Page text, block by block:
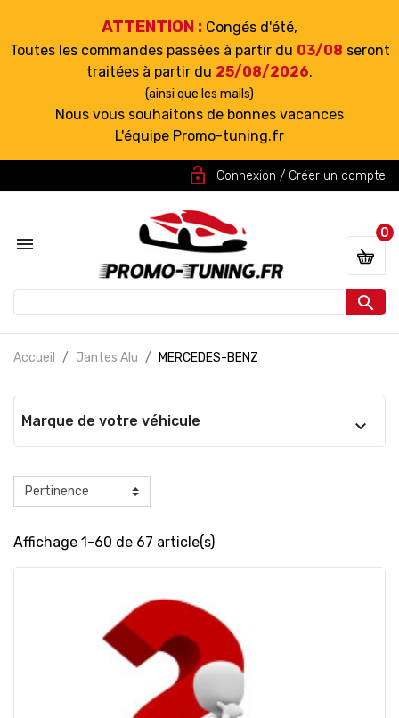
ATTENTION : Congés d'été,
Toutes les commandes passées à partir du 03/08 seront
traitées à partir du 25/08/2026.
(ainsi que les mails)
Nous vous souhaitons de bonnes vacances
L'équipe Promo-tuning.fr
lock_open Connexion / Créer un compte


0
Accueil Jantes Alu MERCEDES-BENZ
Marque de votre véhicule
Affichage 1-60 de 67 article(s)